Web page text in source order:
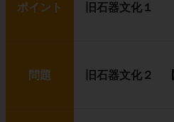
ポイント 旧石器文化１
問題 旧石器文化２